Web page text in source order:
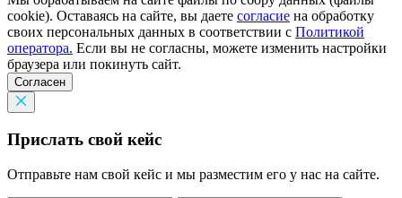
cookie). Оставаясь на сайте, вы даете согласие на обработку
своих персональных данных в соответствии с Политикой
оператора. Если вы не согласны, можете изменить настройки
браузера или покинуть сайт.
Согласен
Прислать свой кейс
Отправьте нам свой кейс и мы разместим его у нас на сайте.